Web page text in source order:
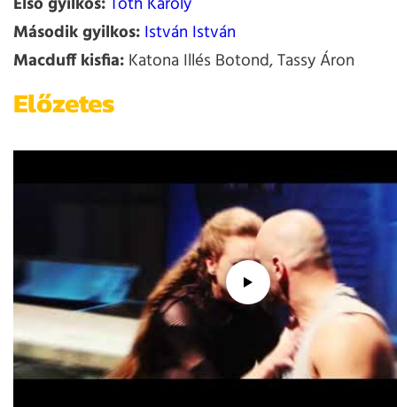
Második gyilkos:István István
Macduff kisfia:Katona Illés Botond, Tassy Áron
Előzetes